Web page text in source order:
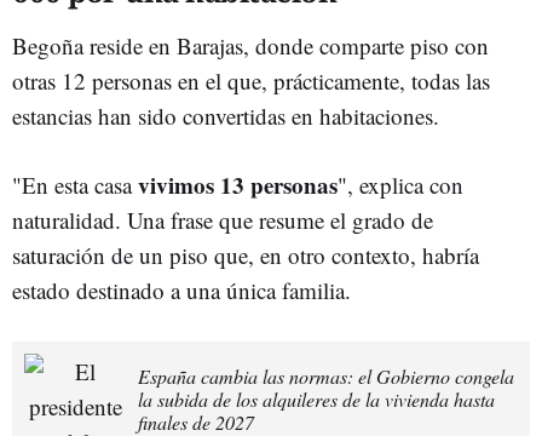
Begoña reside en Barajas, donde comparte piso con
otras 12 personas en el que, prácticamente, todas las
estancias han sido convertidas en habitaciones.
"En esta casavivimos 13 personas", explica con
naturalidad. Una frase que resume el grado de
saturación de un piso que, en otro contexto, habría
estado destinado a una única familia.
España cambia las normas: el Gobierno congela
la subida de los alquileres de la vivienda hasta
finales de 2027